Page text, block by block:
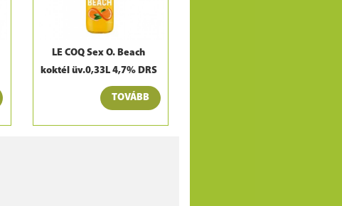
LE COQ Sex O. Beach
koktél üv.0,33L 4,7% DRS
TOVÁBB